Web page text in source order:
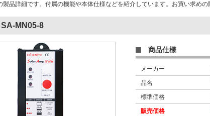
製品詳細です。付属の機能や本体仕様などを紹介しています。お買い求めの
MN05-8
商品仕様
メーカー
品名
標準価格
販売価格